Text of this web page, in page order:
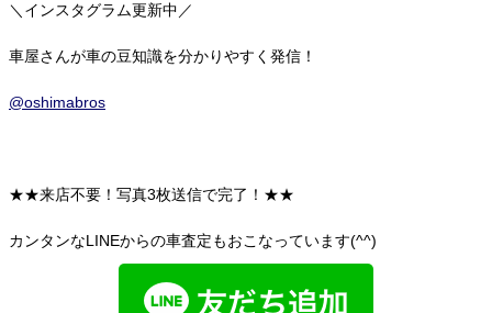
＼インスタグラム更新中／
車屋さんが車の豆知識を分かりやすく発信！
@oshimabros
★★来店不要！写真3枚送信で完了！★★
カンタンなLINEからの車査定もおこなっています(^^)